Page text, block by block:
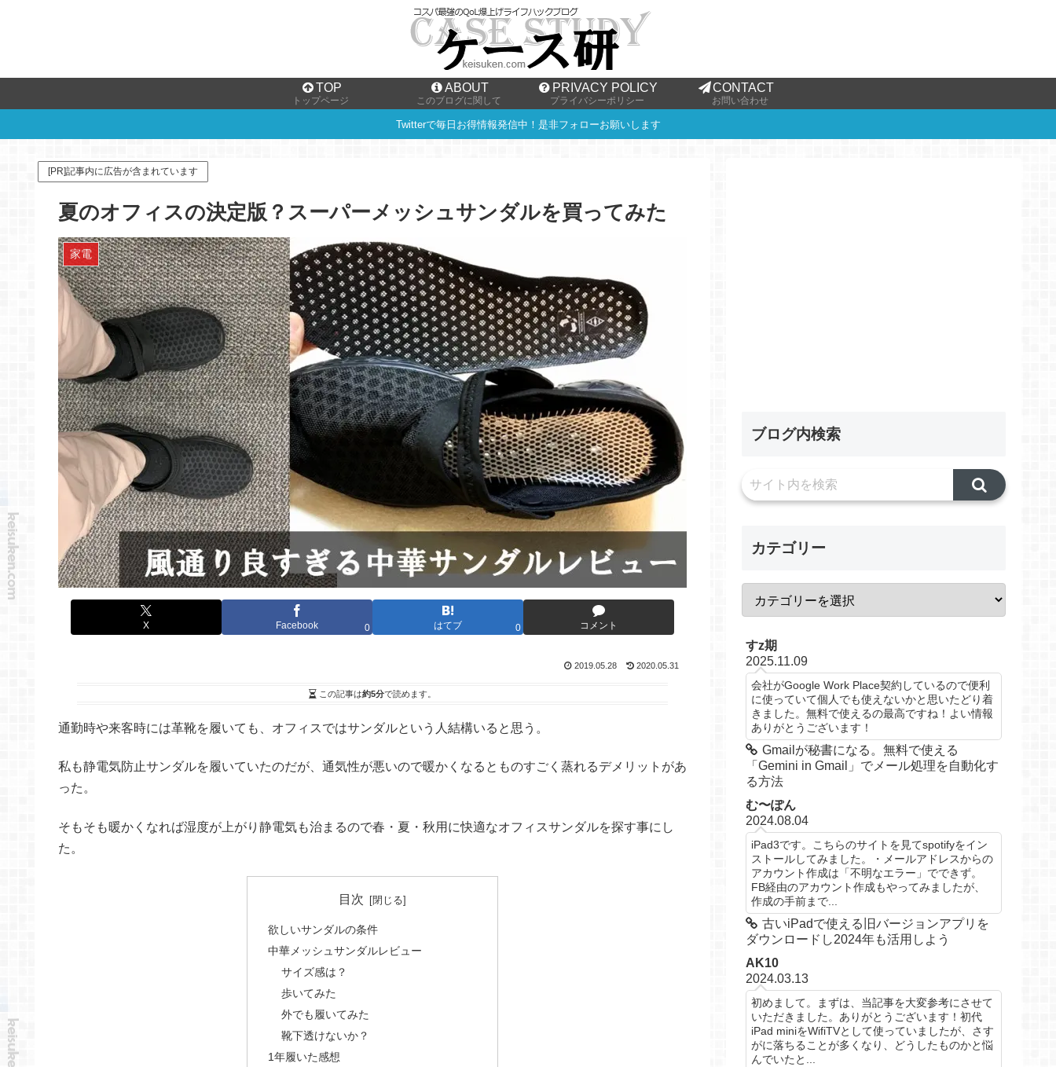
TOP
トップページ
ABOUT
このブログに関して
PRIVACY POLICY
プライバシーポリシー
CONTACT
お問い合わせ
Twitterで毎日お得情報発信中！是非フォローお願いします
[PR]記事内に広告が含まれています
夏のオフィスの決定版？スーパーメッシュサンダルを買ってみた
家電
X Facebook 0 はてブ 0 コメント
2019.05.28 2020.05.31
この記事は約5分で読めます。
通勤時や来客時には革靴を履いても、オフィスではサンダルという人結構いると思う。
私も静電気防止サンダルを履いていたのだが、通気性が悪いので暖かくなるとものすごく蒸れるデメリットがあ
った。
そもそも暖かくなれば湿度が上がり静電気も治まるので春・夏・秋用に快適なオフィスサンダルを探す事にし
た。
目次
欲しいサンダルの条件
中華メッシュサンダルレビュー
サイズ感は？
歩いてみた
外でも履いてみた
靴下透けないか？
1年履いた感想
ブログ内検索
カテゴリー
すz期
2025.11.09
会社がGoogle Work Place契約しているので便利
に使っていて個人でも使えないかと思いたどり着
きました。無料で使えるの最高ですね！よい情報
ありがとうございます！
Gmailが秘書になる。無料で使える
「Gemini in Gmail」でメール処理を自動化す
る方法
む〜ぽん
2024.08.04
iPad3です。こちらのサイトを見てspotifyをイン
ストールしてみました。・メールアドレスからの
アカウント作成は「不明なエラー」でできず。
FB経由のアカウント作成もやってみましたが、
作成の手前まで...
古いiPadで使える旧バージョンアプリを
ダウンロードし2024年も活用しよう
AK10
2024.03.13
初めまして。まずは、当記事を大変参考にさせて
いただきました。ありがとうございます！初代
iPad miniをWifiTVとして使っていましたが、さす
がに落ちることが多くなり、どうしたものかと悩
んでいたと...